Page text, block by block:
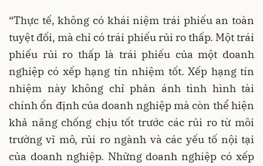
“Thực tế, không có khái niệm trái phiếu an toàn
tuyệt đối, mà chỉ có trái phiếu rủi ro thấp. Một trái
phiếu rủi ro thấp là trái phiếu của một doanh
nghiệp có xếp hạng tín nhiệm tốt. Xếp hạng tín
nhiệm này không chỉ phản ánh tình hình tài
chính ổn định của doanh nghiệp mà còn thể hiện
khả năng chống chịu tốt trước các rủi ro từ môi
trường vĩ mô, rủi ro ngành và các yếu tố nội tại
của doanh nghiệp. Những doanh nghiệp có xếp